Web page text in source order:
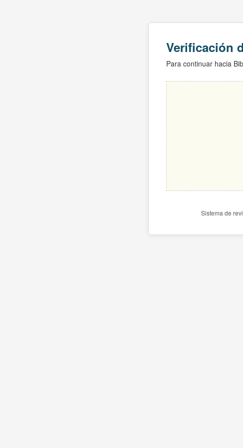
Verificación
Para continuar hacia
Sistema de